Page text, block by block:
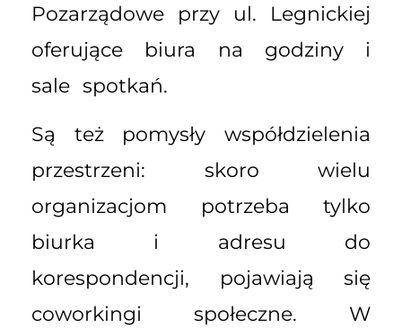
Pozarządowe przy ul. Legnickiej
oferujące biura na godziny i
sale spotkań.
Są też pomysły współdzielenia
przestrzeni: skoro wielu
organizacjom potrzeba tylko
biurka i adresu do
korespondencji, pojawiają się
coworkingi społeczne. W